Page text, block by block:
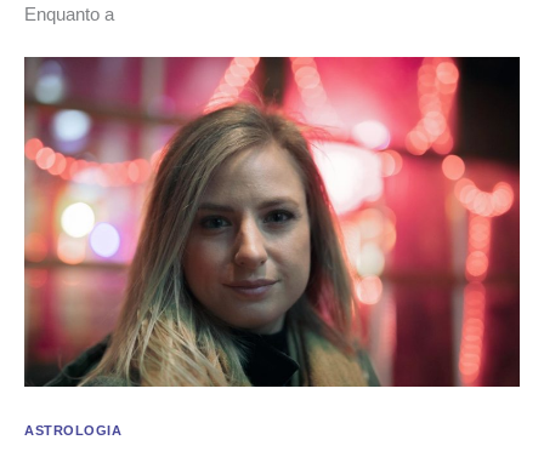
Enquanto a
ASTROLOGIA